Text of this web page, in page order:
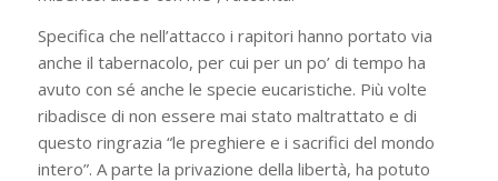
Specifica che nell’attacco i rapitori hanno portato via
anche il tabernacolo, per cui per un po’ di tempo ha
avuto con sé anche le specie eucaristiche. Più volte
ribadisce di non essere mai stato maltrattato e di
questo ringrazia “le preghiere e i sacrifici del mondo
intero”. A parte la privazione della libertà, ha potuto